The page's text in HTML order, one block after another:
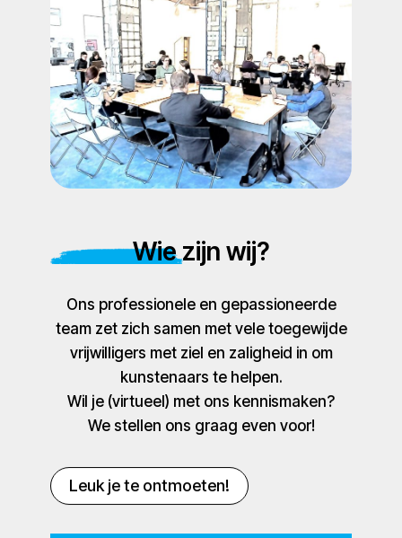
Wie zijn wij?
Ons professionele en gepassioneerde
team zet zich samen met vele toegewijde
vrijwilligers met ziel en zaligheid in om
kunstenaars te helpen.
Wil je (virtueel) met ons kennismaken?
We stellen ons graag even voor!
Leuk je te ontmoeten!